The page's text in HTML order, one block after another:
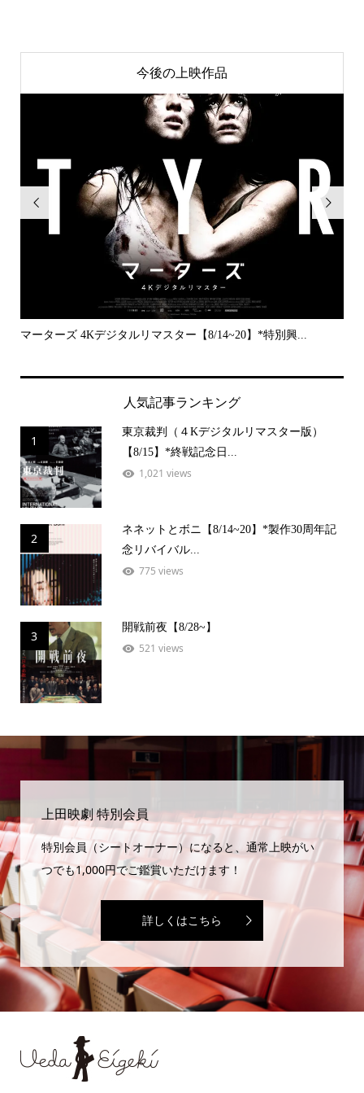
今後の上映作品

マーターズ 4Kデジタルリマスター【8/14~20】*特別興...

人気記事ランキング
1
東京裁判（４Kデジタルリマスター版）
【8/15】*終戦記念日...
1,021 views
2
ネネットとボニ【8/14~20】*製作30周年記
念リバイバル...
775 views
3
開戦前夜【8/28~】
521 views
上田映劇 特別会員
特別会員（シートオーナー）になると、通常上映がい
つでも1,000円でご鑑賞いただけます！
詳しくはこちら